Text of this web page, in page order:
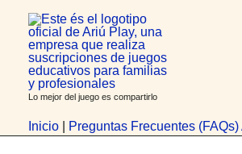
contenido
contenido
Lo mejor del juego es compartirlo
Inicio Preguntas Frecuentes